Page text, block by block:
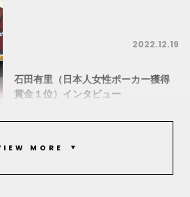
2022.12.19
石田有里（日本人女性ポーカー獲得
賞金１位）インタビュー
MORE